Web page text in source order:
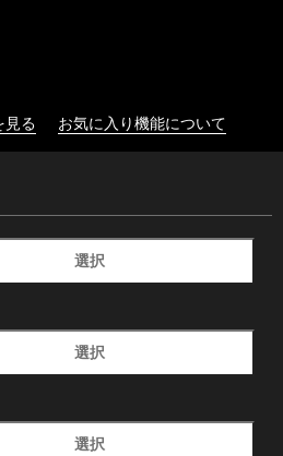
見る お気に入り機能について
選択
選択
選択